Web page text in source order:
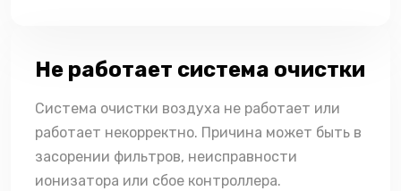
Не работает система очистки
Система очистки воздуха не работает или
работает некорректно. Причина может быть в
засорении фильтров, неисправности
ионизатора или сбое контроллера.